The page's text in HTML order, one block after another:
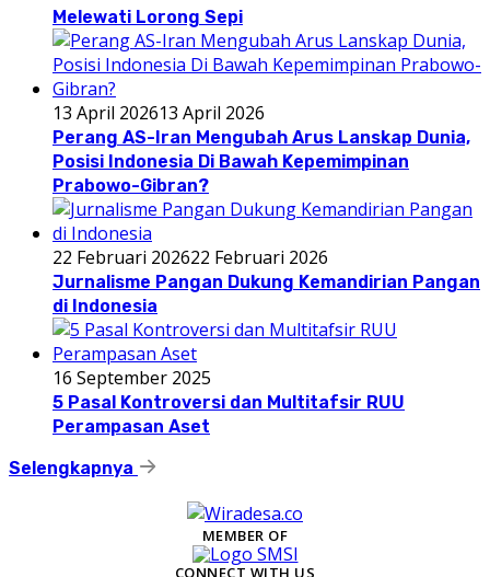
Melewati Lorong Sepi
13 April 202613 April 2026
Perang AS-Iran Mengubah Arus Lanskap Dunia,
Posisi Indonesia Di Bawah Kepemimpinan
Prabowo-Gibran?
22 Februari 202622 Februari 2026
Jurnalisme Pangan Dukung Kemandirian Pangan
di Indonesia
16 September 2025
5 Pasal Kontroversi dan Multitafsir RUU
Perampasan Aset
Selengkapnya
MEMBER OF
CONNECT WITH US